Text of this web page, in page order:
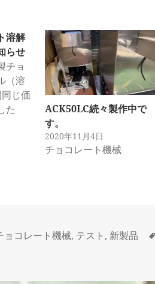
溶解
らせ
チョ
（溶
じ価
た
ACK50LC続々製作中で
す。
2020年11月4日
チョコレート機械
ョコレート機械, テスト ,新製品